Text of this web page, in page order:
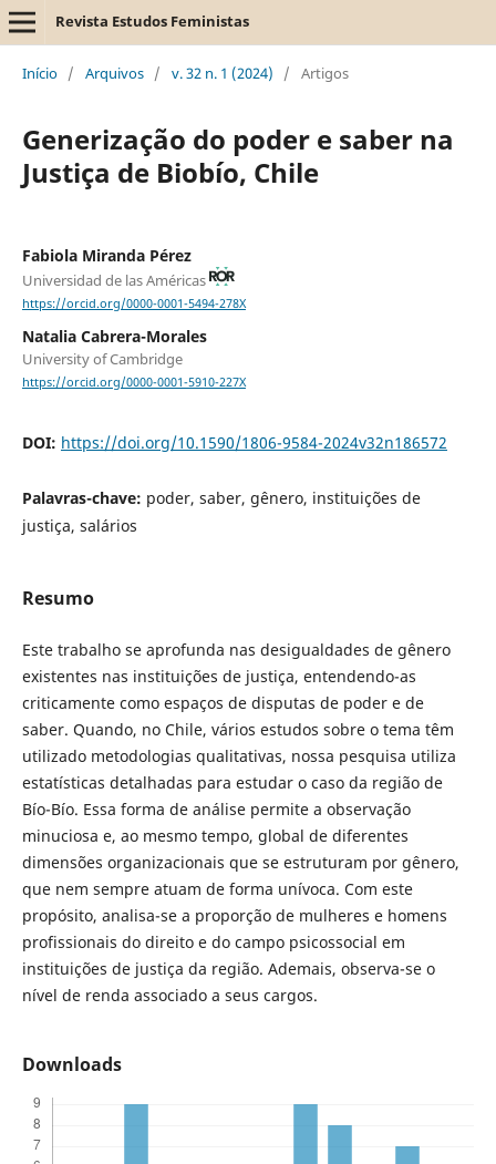
Revista Estudos Feministas
Início / Arquivos / v. 32 n. 1 (2024) / Artigos
Generização do poder e saber na
Justiça de Biobío, Chile
Fabiola Miranda Pérez
Universidad de las Américas
https://orcid.org/0000-0001-5494-278X
Natalia Cabrera-Morales
University of Cambridge
https://orcid.org/0000-0001-5910-227X
DOI: https://doi.org/10.1590/1806-9584-2024v32n186572
Palavras-chave: poder, saber, gênero, instituições de
justiça, salários
Resumo
Este trabalho se aprofunda nas desigualdades de gênero
existentes nas instituições de justiça, entendendo-as
criticamente como espaços de disputas de poder e de
saber. Quando, no Chile, vários estudos sobre o tema têm
utilizado metodologias qualitativas, nossa pesquisa utiliza
estatísticas detalhadas para estudar o caso da região de
Bío-Bío. Essa forma de análise permite a observação
minuciosa e, ao mesmo tempo, global de diferentes
dimensões organizacionais que se estruturam por gênero,
que nem sempre atuam de forma unívoca. Com este
propósito, analisa-se a proporção de mulheres e homens
profissionais do direito e do campo psicossocial em
instituições de justiça da região. Ademais, observa-se o
nível de renda associado a seus cargos.
Downloads